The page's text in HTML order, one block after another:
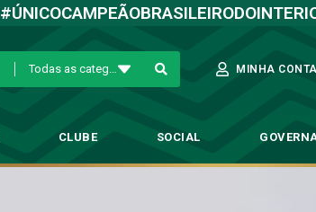
MINHA CONTA
CLUBE SOCIAL